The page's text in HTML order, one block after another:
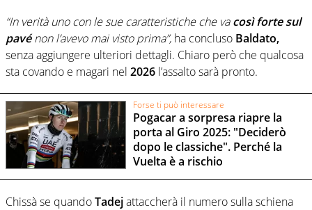
“In verità uno con le sue caratteristiche che vacosì forte sul
pavénon l’avevo mai visto prima”, ha concluso Baldato,
senza aggiungere ulteriori dettagli. Chiaro però che qualcosa
sta covando e magari nel 2026 l’assalto sarà pronto.
Forse ti può interessare
Pogacar a sorpresa riapre la
porta al Giro 2025: "Deciderò
dopo le classiche". Perché la
Vuelta è a rischio
Chissà se quandoTadejattaccherà il numero sulla schiena